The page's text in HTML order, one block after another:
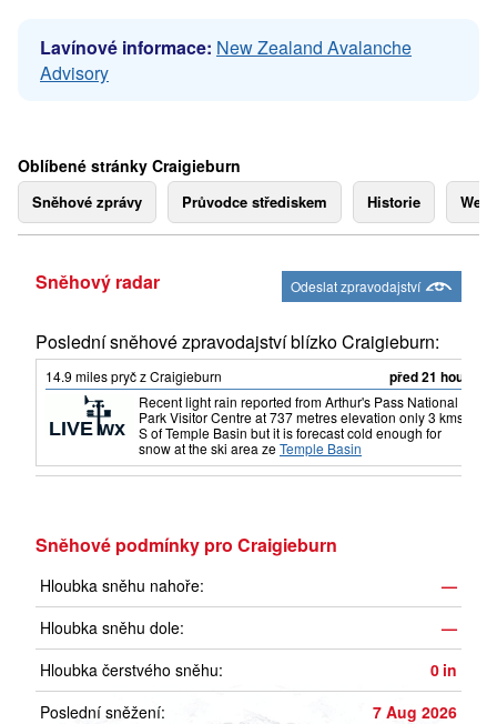
Lavínové informace: New Zealand Avalanche
Advisory
Oblíbené stránky Craigieburn
Sněhové zprávy Průvodce střediskem Historie
Sněhový radar Odeslat zpravodajství
Poslední sněhové zpravodajství blízko Craigieburn:
14.9 milespryč z Craigieburn před 21 hour
Recent light rain reported from Arthur's Pass National
Park Visitor Centre at 737 metres elevation only 3 kms
S of Temple Basin but it is forecast cold enough for
snow at the ski area zeTemple Basin
Sněhové podmínky pro Craigieburn
Hloubka sněhu nahoře:
—
Hloubka sněhu dole:
—
Hloubka čerstvého sněhu:
0 in
Poslední sněžení:
7 Aug 2026